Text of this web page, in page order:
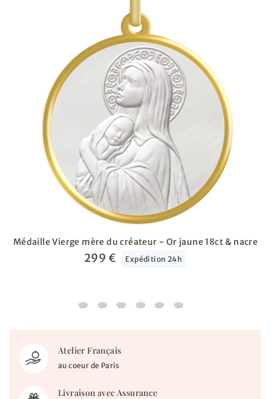
Médaille Vierge mère du créateur - Or jaune 18ct & nacre
299 € Expédition 24h
Médaille Vierge mère du créateur - Or jaune
Médaille Vierge à l'enfant de Botticelli -
Médaille Arbre de vie Princier - Or
Médaille Vierge à l'enfant et la
Médaille Ange Gardien -
Médaille Jésus étoile
Atelier Français
au coeur de Paris
Livraison avec Assurance